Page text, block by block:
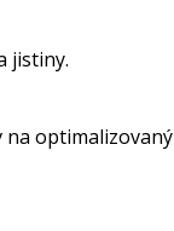
jistiny.
na optimalizovaný